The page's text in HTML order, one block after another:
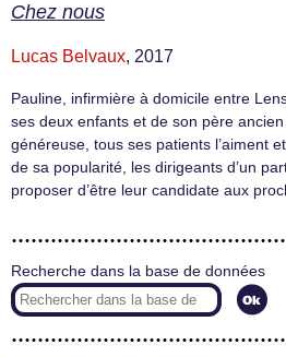
Chez nous
Lucas Belvaux, 2017
Pauline, infirmière à domicile entre
ses deux enfants et de son père
généreuse, tous ses patients l’aiment
de sa popularité, les dirigeants d’un
proposer d’être leur candidate aux
Recherche dans la base de données